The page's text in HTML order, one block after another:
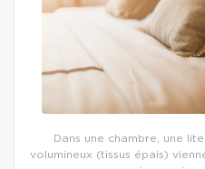
Dans une chambre, une
volumineux (tissus épais)